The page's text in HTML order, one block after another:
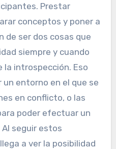
Prestar
conceptos y poner a
de ser dos cosas que
siempre y cuando
la introspección. Eso
un entorno en el que se
en conflicto, o las
poder efectuar un
seguir estos
a ver la posibilidad